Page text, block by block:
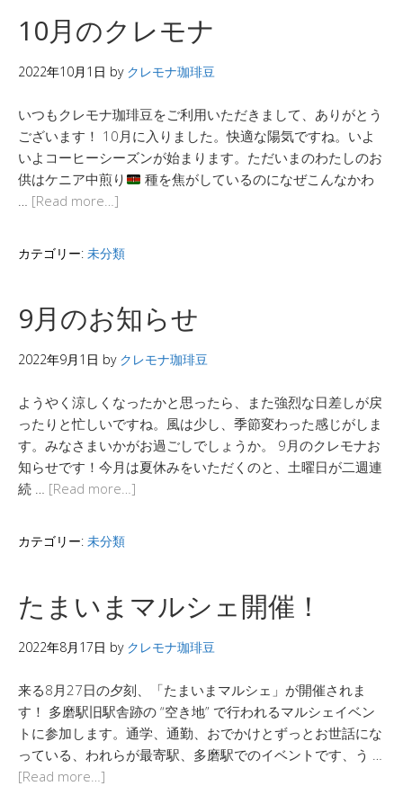
10月のクレモナ
2022年10月1日 by クレモナ珈琲豆
いつもクレモナ珈琲豆をご利用いただきまして、ありがとう
ございます！ 10月に入りました。快適な陽気ですね。いよ
いよコーヒーシーズンが始まります。ただいまのわたしのお
供はケニア中煎り
種を焦がしているのになぜこんなかわ
… [Read more…]
カテゴリー: 未分類
9月のお知らせ
2022年9月1日 by クレモナ珈琲豆
ようやく涼しくなったかと思ったら、また強烈な日差しが戻
ったりと忙しいですね。風は少し、季節変わった感じがしま
す。みなさまいかがお過ごしでしょうか。 9月のクレモナお
知らせです！今月は夏休みをいただくのと、土曜日が二週連
続 … [Read more…]
カテゴリー: 未分類
たまいまマルシェ開催！
2022年8月17日 by クレモナ珈琲豆
来る8月27日の夕刻、「たまいまマルシェ」が開催されま
す！ 多磨駅旧駅舎跡の “空き地” で行われるマルシェイベン
トに参加します。通学、通勤、おでかけとずっとお世話にな
っている、われらが最寄駅、多磨駅でのイベントです、う …
[Read more…]